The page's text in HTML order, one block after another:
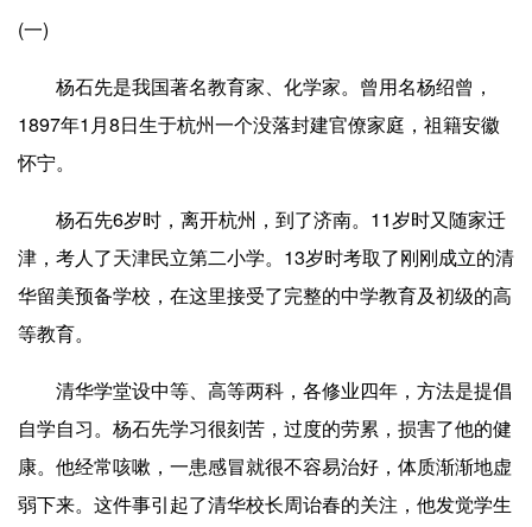
(一)
杨石先是我国著名教育家、化学家。曾用名杨绍曾，
1897年1月8日生于杭州一个没落封建官僚家庭，祖籍安徽
怀宁。
杨石先6岁时，离开杭州，到了济南。11岁时又随家迁
津，考人了天津民立第二小学。13岁时考取了刚刚成立的清
华留美预备学校，在这里接受了完整的中学教育及初级的高
等教育。
清华学堂设中等、高等两科，各修业四年，方法是提倡
自学自习。杨石先学习很刻苦，过度的劳累，损害了他的健
康。他经常咳嗽，一患感冒就很不容易治好，体质渐渐地虚
弱下来。这件事引起了清华校长周诒春的关注，他发觉学生